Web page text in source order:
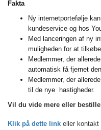
Fakta
Ny internetportefølje
kundeservice og hos
Med lanceringen af ny
muligheden for at
Medlemmer, der
automatisk få fjernet
Medlemmer, der
til de nye hastigheder.
Vil du vide mere eller
Klik på dette link eller kontakt